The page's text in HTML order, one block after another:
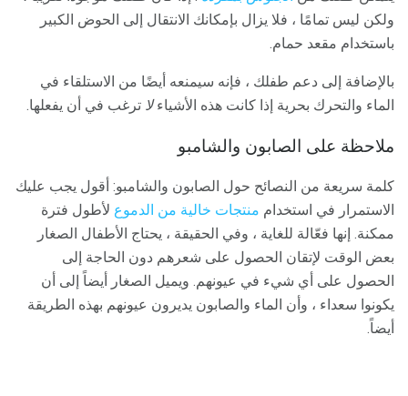
ولكن ليس تمامًا ، فلا يزال بإمكانك الانتقال إلى الحوض الكبير
باستخدام مقعد حمام.
بالإضافة إلى دعم طفلك ، فإنه سيمنعه أيضًا من الاستلقاء في
الماء والتحرك بحرية إذا كانت هذه الأشياءلا ترغب في أن يفعلها.
ملاحظة على الصابون والشامبو
كلمة سريعة من النصائح حول الصابون والشامبو: أقول يجب عليك
الاستمرار في استخدام منتجات خالية من الدموع لأطول فترة
ممكنة. إنها فعّالة للغاية ، وفي الحقيقة ، يحتاج الأطفال الصغار
بعض الوقت لإتقان الحصول على شعرهم دون الحاجة إلى
الحصول على أي شيء في عيونهم. ويميل الصغار أيضاً إلى أن
يكونوا سعداء ، وأن الماء والصابون يديرون عيونهم بهذه الطريقة
أيضاً.